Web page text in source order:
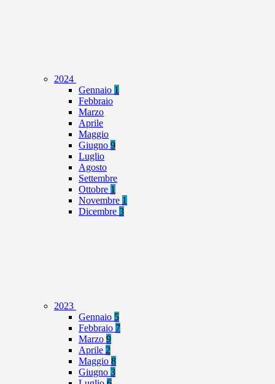
2024
Gennaio 1
Febbraio
Marzo
Aprile
Maggio
Giugno 9
Luglio
Agosto
Settembre
Ottobre 1
Novembre 1
Dicembre 3
2023
Gennaio 5
Febbraio 7
Marzo 9
Aprile 2
Maggio 8
Giugno 3